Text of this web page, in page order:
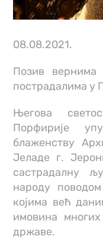
08.08.2021.
Позив вернима
пострадалима у
Његова
Порфирије
блаженству
Јеладе г.
састрадалну
народу
којима већ
имовина
државе.